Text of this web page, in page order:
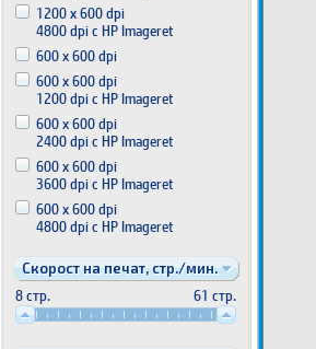
1200 x 600 dpi
4800 dpi с HP Imageret
600 x 600 dpi
600 x 600 dpi
1200 dpi с HP Imageret
600 x 600 dpi
2400 dpi с HP Imageret
600 x 600 dpi
3600 dpi с HP Imageret
600 x 600 dpi
4800 dpi с HP Imageret
Скорост на печат, стр./мин.
8 стр. 61 стр.